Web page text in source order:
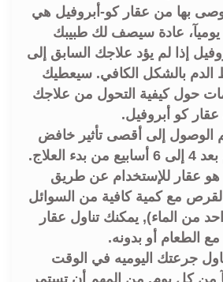
بها من عقار كو-أبروفيل هي
عادة سيصف لك طبيبك
إذا لم يؤد علاجك السابق إلى
بالشكل الكافي. سيعطيك
حول كيفية التحول من علاجك
عقار كو أبروفيل.
الوصول إلى أقصى تأثير خافض
العلاج.
هو عقار للإستخدام عن طريق
القرص مع كمية كافية من السوائل
من الماء), يمكنك تناول عقار
الطعام أو بدونه.
جرعتك اليوميه في الوقت
من كل يوم, من المهم أن تستمر